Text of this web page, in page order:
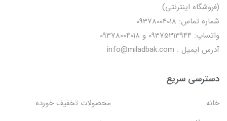
(فروشگاه اینترنتی)
شماره تماس: 09378004018
واتساپ: 09375313944 و 09378004018
آدرس ایمیل : info@miladbak.com
دسترسی سریع
خانه
محصولات تخفیف خورده